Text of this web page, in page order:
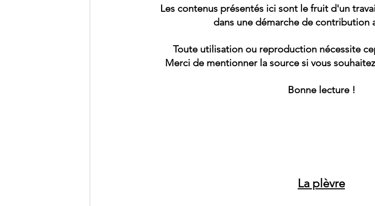
Les contenus présentés ici sont le fruit d'un
dans une démarche de contribution
Toute utilisation ou reproduction nécessite
Merci de mentionner la source si vous
Bonne lecture !
La plèvre